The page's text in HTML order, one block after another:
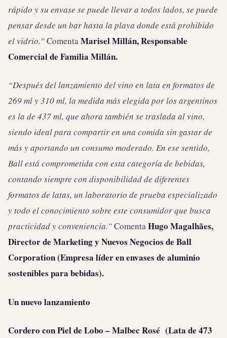
rápido y su envase se puede llevar a todos lados, se puede
pensar desde un bar hasta la playa donde está prohibido
el vidrio.”Comenta Marisel Millán, Responsable
Comercial de Familia Millán.
“Después del lanzamiento del vino en lata en formatos de
269 ml y 310 ml, la medida más elegida por los argentinos
es la de 437 ml, que ahora también se traslada al vino,
siendo ideal para compartir en una comida sin gastar de
más y aportando un consumo moderado. En ese sentido,
Ball está comprometida con esta categoría de bebidas,
contando siempre con disponibilidad de diferentes
formatos de latas, un laboratorio de prueba especializado
y todo el conocimiento sobre este consumidor que busca
practicidad y conveniencia.”ComentaHugo Magalhães,
Director de Marketing y Nuevos Negocios de Ball
Corporation (Empresa líder en envases de aluminio
sostenibles para bebidas).
Un nuevo lanzamiento
Cordero con Piel de Lobo – Malbec Rosé (Lata de 473